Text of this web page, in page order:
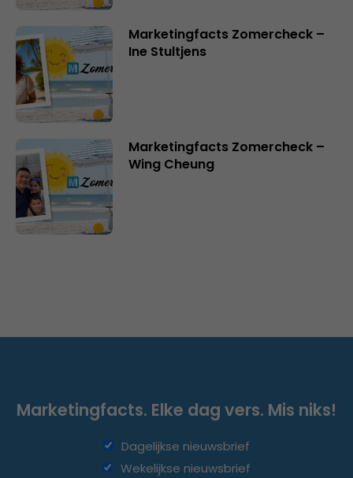
Marketingfacts Zomercheck –
Ine Stultjens
Marketingfacts Zomercheck –
Wing Cheung
Marketingfacts. Elke dag vers. Mis niks!
Dagelijkse nieuwsbrief
Wekelijkse nieuwsbrief